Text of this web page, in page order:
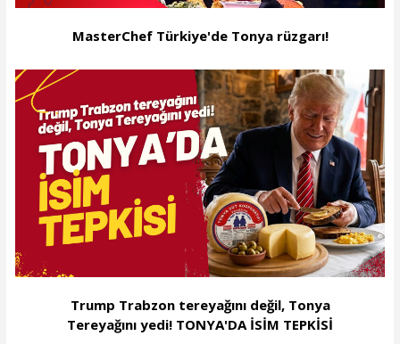
MasterChef Türkiye'de Tonya rüzgarı!
Trump Trabzon tereyağını değil, Tonya
Tereyağını yedi! TONYA'DA İSİM TEPKİSİ